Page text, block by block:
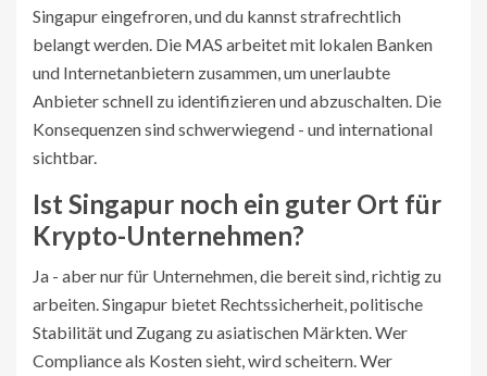
Singapur eingefroren, und du kannst strafrechtlich
belangt werden. Die MAS arbeitet mit lokalen Banken
und Internetanbietern zusammen, um unerlaubte
Anbieter schnell zu identifizieren und abzuschalten. Die
Konsequenzen sind schwerwiegend - und international
sichtbar.
Ist Singapur noch ein guter Ort für
Krypto-Unternehmen?
Ja - aber nur für Unternehmen, die bereit sind, richtig zu
arbeiten. Singapur bietet Rechtssicherheit, politische
Stabilität und Zugang zu asiatischen Märkten. Wer
Compliance als Kosten sieht, wird scheitern. Wer